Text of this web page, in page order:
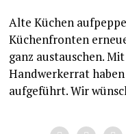
Alte Küchen
Küchenfronten
ganz austauschen.
Handwerkerrat
aufgeführt. Wir